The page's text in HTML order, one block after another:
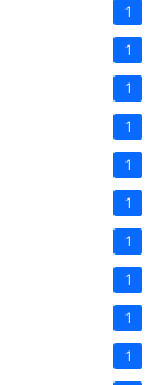
1
1
1
1
1
1
1
1
1
1